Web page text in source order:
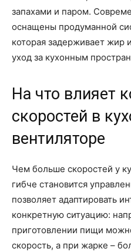
запахами и паром.
оснащены продуманной
которая задерживает жир
уход за кухонным
На что влияет
скоростей в
вентиляторе
Чем больше скоростей у
гибче становится
позволяет адаптировать
конкретную ситуацию:
приготовлении пищи
скорость, а при жарке –